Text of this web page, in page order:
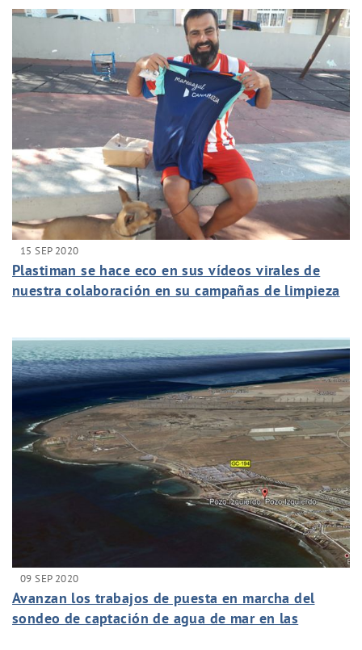
15 SEP 2020
Plastiman se hace eco en sus vídeos virales de
nuestra colaboración en su campañas de limpieza
09 SEP 2020
Avanzan los trabajos de puesta en marcha del
sondeo de captación de agua de mar en las